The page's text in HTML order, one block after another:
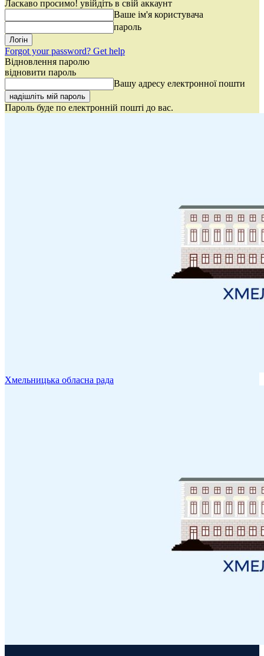
Ласкаво просимо! увійдіть в свій аккаунт
Ваше ім'я користувача
пароль
Forgot your password? Get help
Відновлення паролю
відновити пароль
Вашу адресу електронної пошти
Пароль буде по електронній пошті до вас.
Хмельницька обласна рада